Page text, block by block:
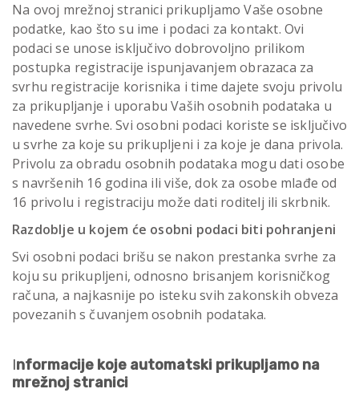
Na ovoj mrežnoj stranici prikupljamo Vaše osobne
podatke, kao što su ime i podaci za kontakt. Ovi
podaci se unose isključivo dobrovoljno prilikom
postupka registracije ispunjavanjem obrazaca za
svrhu registracije korisnika i time dajete svoju privolu
za prikupljanje i uporabu Vaših osobnih podataka u
navedene svrhe. Svi osobni podaci koriste se isključivo
u svrhe za koje su prikupljeni i za koje je dana privola.
Privolu za obradu osobnih podataka mogu dati osobe
s navršenih 16 godina ili više, dok za osobe mlađe od
16 privolu i registraciju može dati roditelj ili skrbnik.
Razdoblje u kojem će osobni podaci biti pohranjeni
Svi osobni podaci brišu se nakon prestanka svrhe za
koju su prikupljeni, odnosno brisanjem korisničkog
računa, a najkasnije po isteku svih zakonskih obveza
povezanih s čuvanjem osobnih podataka.
Informacije koje automatski prikupljamo na
mrežnoj stranici